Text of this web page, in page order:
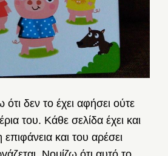
δεν το έχει αφήσει ούτε
του. Κάθε σελίδα έχει και
και του αρέσει